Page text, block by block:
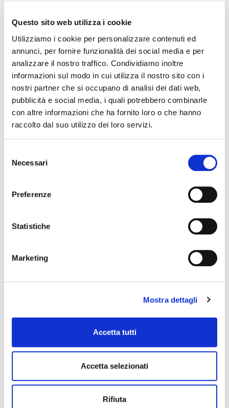
Questo sito web utilizza i cookie
Utilizziamo i cookie per personalizzare contenuti ed
annunci, per fornire funzionalità dei social media e per
analizzare il nostro traffico. Condividiamo inoltre
informazioni sul modo in cui utilizza il nostro sito con i
nostri partner che si occupano di analisi dei dati web,
pubblicità e social media, i quali potrebbero combinarle
con altre informazioni che ha fornito loro o che hanno
raccolto dal suo utilizzo dei loro servizi.
delNecessari
Preferenze
Statistiche
Marketing
Mostra dettagli
Accetta tutti
Accetta selezionati
Rifiuta